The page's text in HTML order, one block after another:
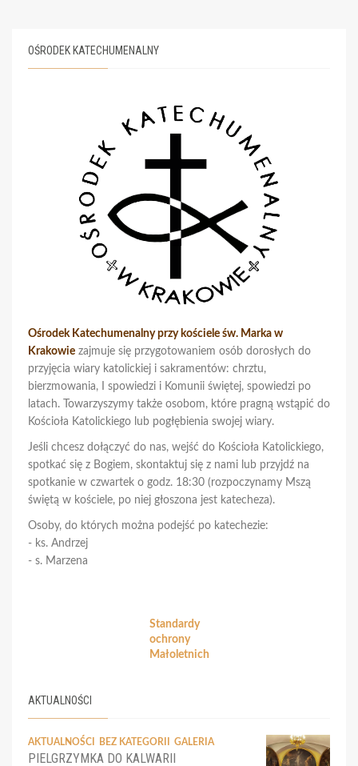
OŚRODEK KATECHUMENALNY
Ośrodek Katechumenalny przy kościele św. Marka w
Krakowie zajmuje się przygotowaniem osób dorosłych do
przyjęcia wiary katolickiej i sakramentów: chrztu,
bierzmowania, I spowiedzi i Komunii świętej, spowiedzi po
latach. Towarzyszymy także osobom, które pragną wstąpić do
Kościoła Katolickiego lub pogłębienia swojej wiary.
Jeśli chcesz dołączyć do nas, wejść do Kościoła Katolickiego,
spotkać się z Bogiem, skontaktuj się z nami lub przyjdź na
spotkanie w czwartek o godz. 18:30 (rozpoczynamy Mszą
świętą w kościele, po niej głoszona jest katecheza).
Osoby, do których można podejść po katechezie:
- ks. Andrzej
- s. Marzena
Standardy
ochrony
Małoletnich
AKTUALNOŚCI
AKTUALNOŚCI BEZ KATEGORII GALERIA
PIELGRZYMKA DO KALWARII